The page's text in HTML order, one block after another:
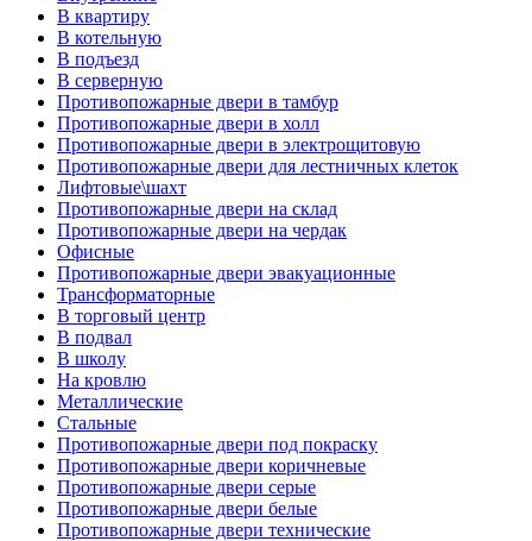
В квартиру
В котельную
В подъезд
В серверную
Противопожарные двери в тамбур
Противопожарные двери в холл
Противопожарные двери в электрощитовую
Противопожарные двери для лестничных клеток
Лифтовые\шахт
Противопожарные двери на склад
Противопожарные двери на чердак
Офисные
Противопожарные двери эвакуационные
Трансформаторные
В торговый центр
В подвал
В школу
На кровлю
Металлические
Стальные
Противопожарные двери под покраску
Противопожарные двери коричневые
Противопожарные двери серые
Противопожарные двери белые
Противопожарные двери технические